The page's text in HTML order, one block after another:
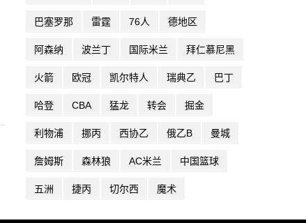
巴塞罗那 雷霆 76人 德地区
阿森纳 波兰丁 国际米兰 拜仁慕尼黑
火箭 欧冠 凯尔特人 瑞典乙 巴丁
哈登 CBA 猛龙 转会 掘金
利物浦 挪丙 西协乙 俄乙B 曼城
詹姆斯 森林狼 AC米兰 中国篮球
五洲 捷丙 切尔西 魔术